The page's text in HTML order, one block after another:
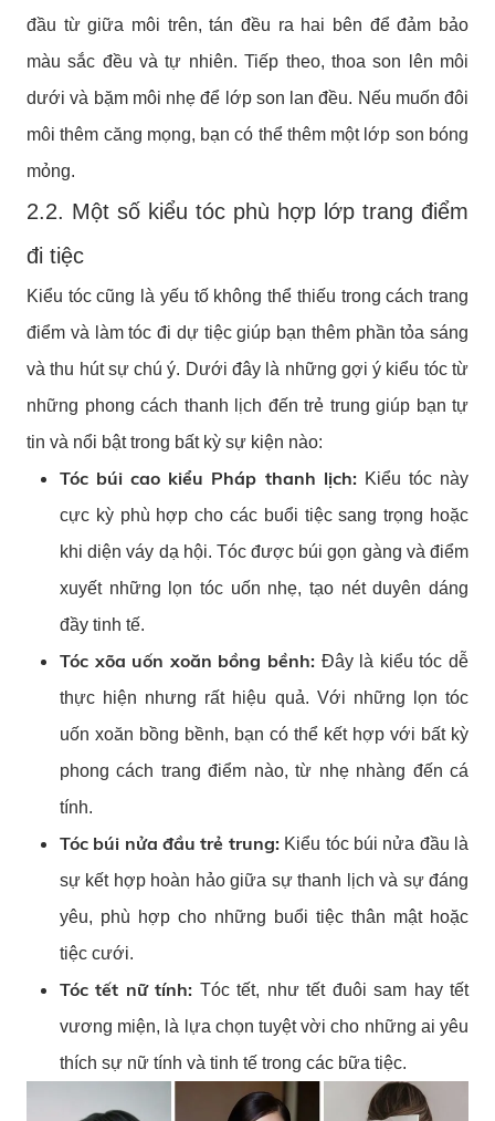
đầu từ giữa môi trên, tán đều ra hai bên để đảm bảo
màu sắc đều và tự nhiên. Tiếp theo, thoa son lên môi
dưới và bặm môi nhẹ để lớp son lan đều. Nếu muốn đôi
môi thêm căng mọng, bạn có thể thêm một lớp son bóng
mỏng.
2.2. Một số kiểu tóc phù hợp lớp trang điểm
đi tiệc
Kiểu tóc cũng là yếu tố không thể thiếu trong cách trang
điểm và làm tóc đi dự tiệc giúp bạn thêm phần tỏa sáng
và thu hút sự chú ý. Dưới đây là những gợi ý kiểu tóc từ
những phong cách thanh lịch đến trẻ trung giúp bạn tự
tin và nổi bật trong bất kỳ sự kiện nào:
Tóc búi cao kiểu Pháp thanh lịch: Kiểu tóc này
cực kỳ phù hợp cho các buổi tiệc sang trọng hoặc
khi diện váy dạ hội. Tóc được búi gọn gàng và điểm
xuyết những lọn tóc uốn nhẹ, tạo nét duyên dáng
đầy tinh tế.
Tóc xõa uốn xoăn bồng bềnh: Đây là kiểu tóc dễ
thực hiện nhưng rất hiệu quả. Với những lọn tóc
uốn xoăn bồng bềnh, bạn có thể kết hợp với bất kỳ
phong cách trang điểm nào, từ nhẹ nhàng đến cá
tính.
Tóc búi nửa đầu trẻ trung: Kiểu tóc búi nửa đầu là
sự kết hợp hoàn hảo giữa sự thanh lịch và sự đáng
yêu, phù hợp cho những buổi tiệc thân mật hoặc
tiệc cưới.
Tóc tết nữ tính: Tóc tết, như tết đuôi sam hay tết
vương miện, là lựa chọn tuyệt vời cho những ai yêu
thích sự nữ tính và tinh tế trong các bữa tiệc.